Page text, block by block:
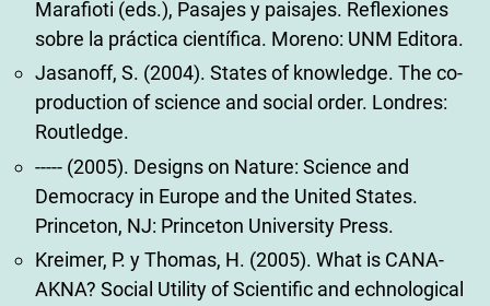
Marafioti (eds.), Pasajes y paisajes. Reflexiones
sobre la práctica científica. Moreno: UNM Editora.
Jasanoff, S. (2004). States of knowledge. The co-
production of science and social order. Londres:
Routledge.
----- (2005). Designs on Nature: Science and
Democracy in Europe and the United States.
Princeton, NJ: Princeton University Press.
Kreimer, P. y Thomas, H. (2005). What is CANA-
AKNA? Social Utility of Scientific and echnological